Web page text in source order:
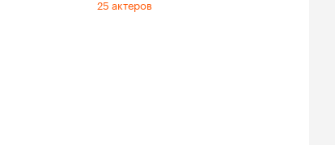
25 актеров